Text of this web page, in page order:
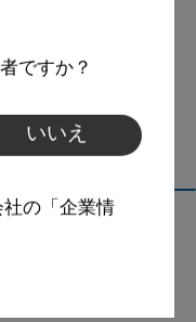
ですか？
いいえ
社の「企業情
生士